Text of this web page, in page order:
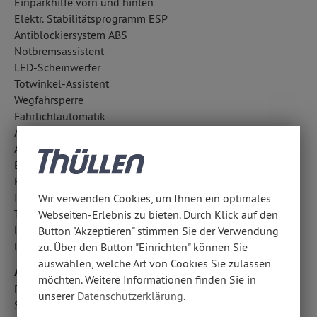
Elektr. Stabilitätsprogramm ESP
Antiblockiersystem ABS
Notbremsassistent
LED-Scheinwerfer
Totwinkel-Assistent
Wegfahrsperre
Fahrlichtautomatik
Aufmerksamkeitsassistent
Außentemperatur Anzeige
Berganfahrhilfe
Regensensor
ISOFIX Kindersitzbefestigung Beifahrersitz
Traktionskontrolle
LED-Tagfahrlicht
Lichtsensor
Airbags
Fahrer- /Beifahrerairbag
Seitenairbag vorn
Wir verwenden Cookies, um Ihnen ein optimales
Webseiten-Erlebnis zu bieten. Durch Klick auf den
Button "Akzeptieren" stimmen Sie der Verwendung
zu. Über den Button "Einrichten" können Sie
auswählen, welche Art von Cookies Sie zulassen
möchten. Weitere Informationen finden Sie in
unserer Datenschutzerklärung.